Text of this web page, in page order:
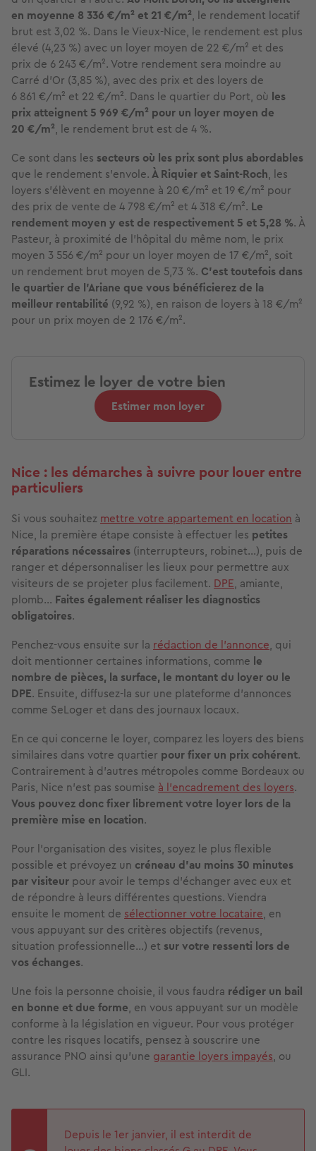
en moyenne 8 336 €/m² et 21 €/m², le rendement locatif
brut est 3,02 %. Dans le Vieux-Nice, le rendement est plus
élevé (4,23 %) avec un loyer moyen de 22 €/m² et des
prix de 6 243 €/m². Votre rendement sera moindre au
Carré d’Or (3,85 %), avec des prix et des loyers de
6 861 €/m² et 22 €/m². Dans le quartier du Port, où les
prix atteignent 5 969 €/m² pour un loyer moyen de
20 €/m², le rendement brut est de 4 %.
Ce sont dans les secteurs où les prix sont plus abordables
que le rendement s’envole.À Riquier et Saint-Roch, les
loyers s’élèvent en moyenne à 20 €/m² et 19 €/m² pour
des prix de vente de 4 798 €/m² et 4 318 €/m². Le
rendement moyen y est de respectivement 5 et 5,28 %. À
Pasteur, à proximité de l’hôpital du même nom, le prix
moyen 3 556 €/m² pour un loyer moyen de 17 €/m², soit
un rendement brut moyen de 5,73 %. C’est toutefois dans
le quartier de l’Ariane que vous bénéficierez de la
meilleur rentabilité (9,92 %), en raison de loyers à 18 €/m²
pour un prix moyen de 2 176 €/m².
Estimez le loyer de votre bien
Estimer mon loyer
Nice : les démarches à suivre pour louer entre
particuliers
Si vous souhaitez mettre votre appartement en location à
Nice, la première étape consiste à effectuer les petites
réparations nécessaires (interrupteurs, robinet…), puis de
ranger et dépersonnaliser les lieux pour permettre aux
visiteurs de se projeter plus facilement. DPE, amiante,
plomb… Faites également réaliser les diagnostics
obligatoires.
Penchez-vous ensuite sur la rédaction de l’annonce, qui
doit mentionner certaines informations, comme le
nombre de pièces, la surface, le montant du loyer ou le
DPE. Ensuite, diffusez-la sur une plateforme d’annonces
comme SeLoger et dans des journaux locaux.
En ce qui concerne le loyer, comparez les loyers des biens
similaires dans votre quartier pour fixer un prix cohérent.
Contrairement à d’autres métropoles comme Bordeaux ou
Paris, Nice n'est pas soumise à l'encadrement des loyers.
Vous pouvez donc fixer librement votre loyer lors de la
première mise en location.
Pour l’organisation des visites, soyez le plus flexible
possible et prévoyez un créneau d’au moins 30 minutes
par visiteur pour avoir le temps d’échanger avec eux et
de répondre à leurs différentes questions. Viendra
ensuite le moment de sélectionner votre locataire, en
vous appuyant sur des critères objectifs (revenus,
situation professionnelle…) et sur votre ressenti lors de
vos échanges.
Une fois la personne choisie, il vous faudra rédiger un bail
en bonne et due forme, en vous appuyant sur un modèle
conforme à la législation en vigueur. Pour vous protéger
contre les risques locatifs, pensez à souscrire une
assurance PNO ainsi qu’une garantie loyers impayés, ou
GLI.
Depuis le 1er janvier, il est interdit de